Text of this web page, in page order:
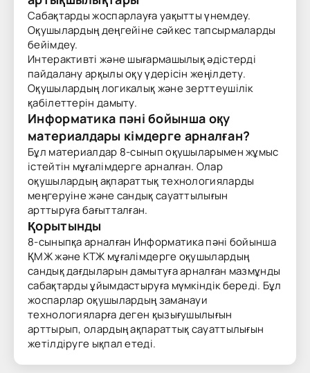
Сабақтарды жоспарлауға уақытты үнемдеу.
Оқушылардың деңгейіне сәйкес тапсырмаларды
бейімдеу.
Интерактивті және шығармашылық әдістерді
пайдалану арқылы оқу үдерісін жеңілдету.
Оқушылардың логикалық және зерттеушілік
қабілеттерін дамыту.
Информатика пәні бойынша оқу
материалдары кімдерге арналған?
Бұл материалдар 8-сынып оқушыларымен жұмыс
істейтін мұғалімдерге арналған. Олар
оқушылардың ақпараттық технологияларды
меңгеруіне және сандық сауаттылығын
арттыруға бағытталған.
Қорытынды
8-сыныпқа арналған Информатика пәні бойынша
ҚМЖ және КТЖ мұғалімдерге оқушылардың
сандық дағдыларын дамытуға арналған мазмұнды
сабақтарды ұйымдастыруға мүмкіндік береді. Бұл
жоспарлар оқушылардың заманауи
технологияларға деген қызығушылығын
арттырып, олардың ақпараттық сауаттылығын
жетілдіруге ықпал етеді.